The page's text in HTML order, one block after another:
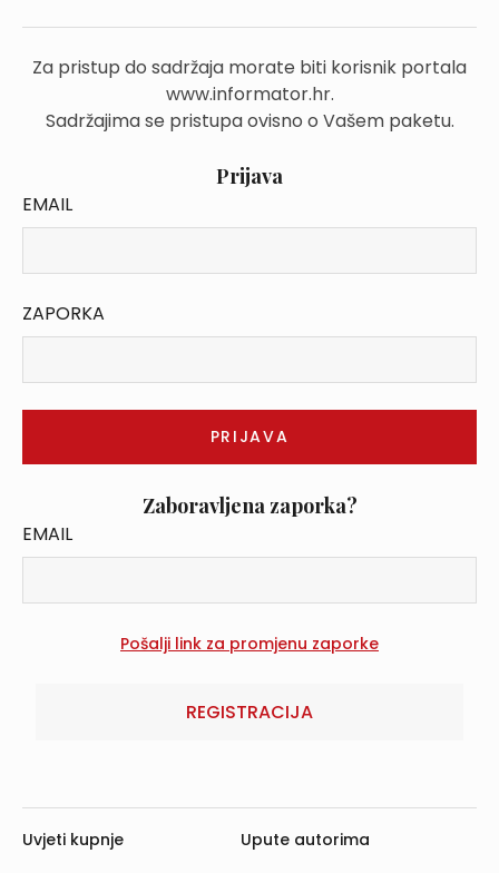
Za pristup do sadržaja morate biti korisnik portala
www.informator.hr.
Sadržajima se pristupa ovisno o Vašem paketu.
Prijava
EMAIL
ZAPORKA
Zaboravljena zaporka?
EMAIL
REGISTRACIJA
Uvjeti kupnje
Upute autorima